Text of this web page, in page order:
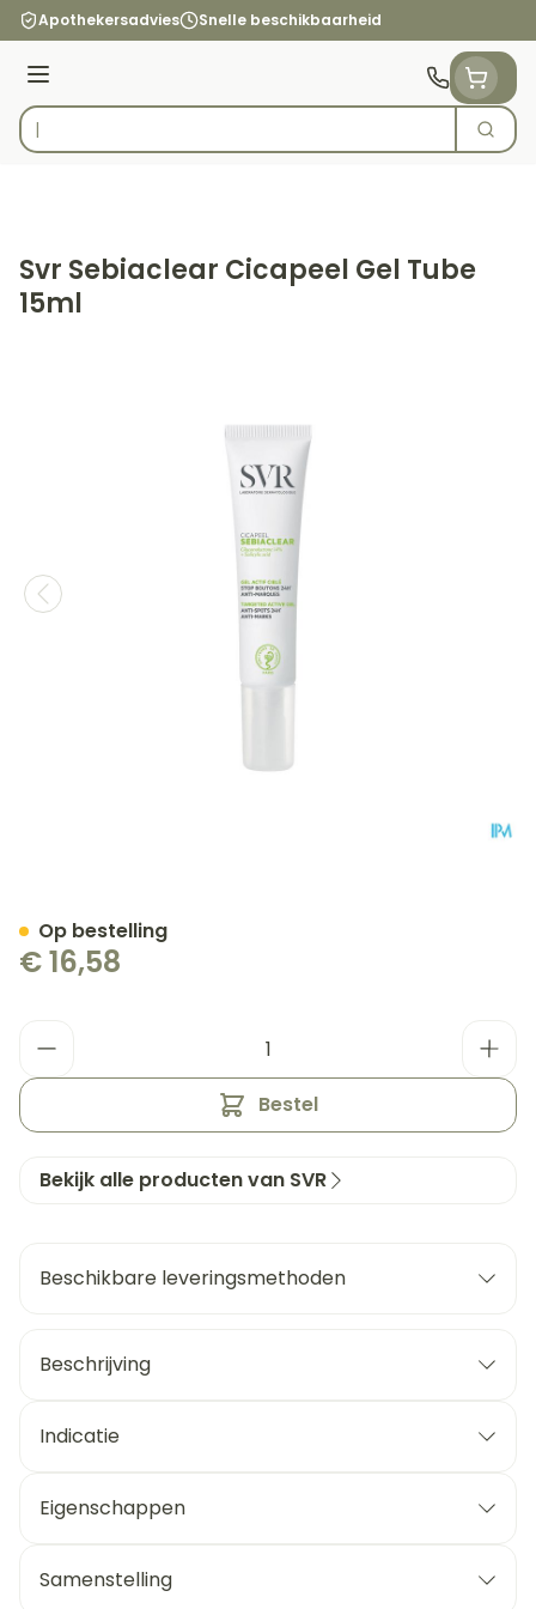
Ga naar de inhoud
Apothekersadvies Snelle beschikbaarheid
Menu
Product, merk, categorie...
Zoek
Svr Sebiaclear Cicapeel Gel Tube
15ml
€ 16,58
Bestel
Op bestelling
Bekijk alle producten van SVR
Beschikbare leveringsmethoden
Beschrijving
Indicatie
Eigenschappen
Samenstelling